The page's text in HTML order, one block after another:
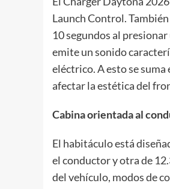
Launch Control.
10 segundos al
emite un sonido
eléctrico. A esto se
afectar la estética del
Cabina orientada al
El habitáculo está
el conductor y otra de
del vehículo, modos de